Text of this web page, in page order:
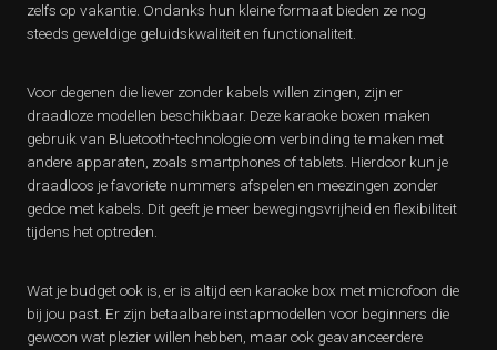
zelfs op vakantie. Ondanks hun kleine formaat bieden ze nog
steeds geweldige geluidskwaliteit en functionaliteit.
Voor degenen die liever zonder kabels willen zingen, zijn er
draadloze modellen beschikbaar. Deze karaoke boxen maken
gebruik van Bluetooth-technologie om verbinding te maken met
andere apparaten, zoals smartphones of tablets. Hierdoor kun je
draadloos je favoriete nummers afspelen en meezingen zonder
gedoe met kabels. Dit geeft je meer bewegingsvrijheid en flexibiliteit
tijdens het optreden.
Wat je budget ook is, er is altijd een karaoke box met microfoon die
bij jou past. Er zijn betaalbare instapmodellen voor beginners die
gewoon wat plezier willen hebben, maar ook geavanceerdere